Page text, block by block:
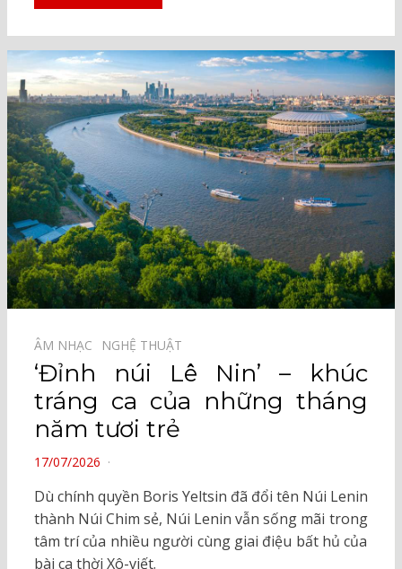
ÂM NHẠC⠀ NGHỆ THUẬT⠀
‘Đỉnh núi Lê Nin’ – khúc
tráng ca của những tháng
năm tươi trẻ
POSTED
17/07/2026
Dù chính quyền Boris Yeltsin đã đổi tên Núi Lenin
thành Núi Chim sẻ, Núi Lenin vẫn sống mãi trong
tâm trí của nhiều người cùng giai điệu bất hủ của
bài ca thời Xô-viết.